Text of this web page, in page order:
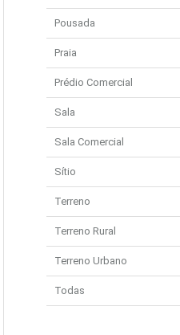
Pousada
Praia
Prédio Comercial
Sala
Sala Comercial
Sítio
Terreno
Terreno Rural
Terreno Urbano
Todas